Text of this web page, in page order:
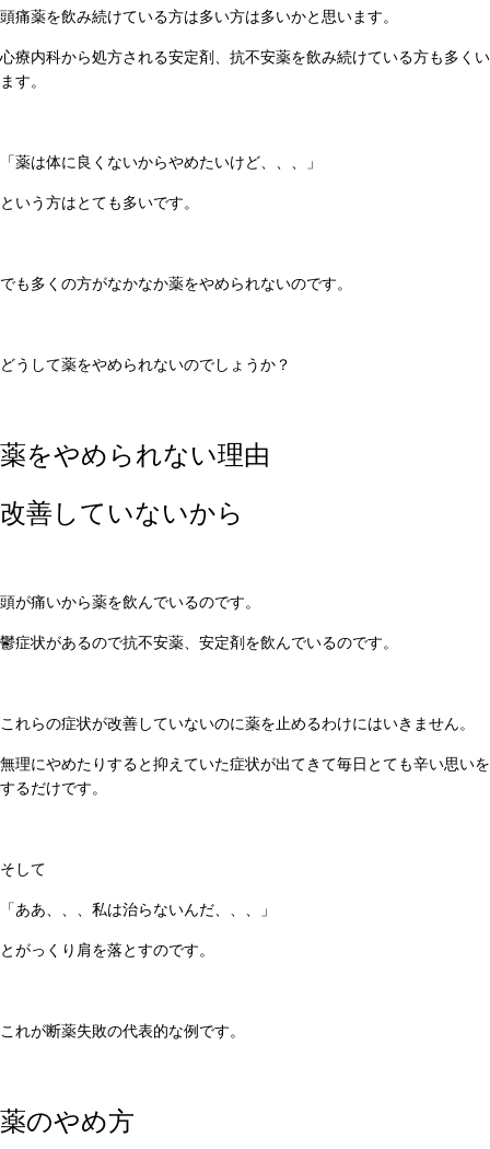
頭痛薬を飲み続けている方は多い方は多いかと思います。
心療内科から処方される安定剤、抗不安薬を飲み続けている方も多くい
ます。
「薬は体に良くないからやめたいけど、、、」
という方はとても多いです。
でも多くの方がなかなか薬をやめられないのです。
どうして薬をやめられないのでしょうか？
薬をやめられない理由
改善していないから
頭が痛いから薬を飲んでいるのです。
鬱症状があるので抗不安薬、安定剤を飲んでいるのです。
これらの症状が改善していないのに薬を止めるわけにはいきません。
無理にやめたりすると抑えていた症状が出てきて毎日とても辛い思いを
するだけです。
そして
「ああ、、、私は治らないんだ、、、」
とがっくり肩を落とすのです。
これが断薬失敗の代表的な例です。
薬のやめ方